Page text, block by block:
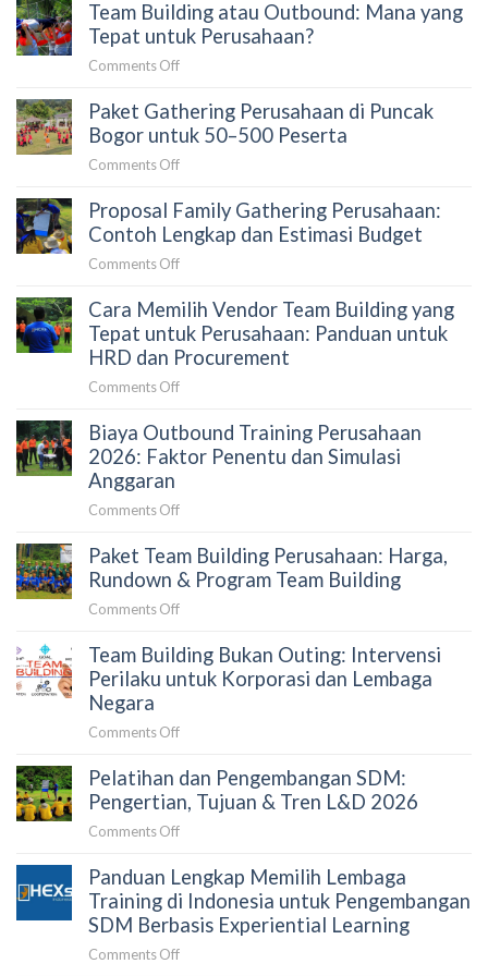
Team Building atau Outbound: Mana yang
Tepat untuk Perusahaan?
Comments Offon
Building
atau
Tepat
untuk
Perusahaan?
Paket Gathering Perusahaan di Puncak
Bogor untuk 50–500 Peserta
Comments Offon
Gathering
Perusahaan
untuk
50–
500
Peserta
Proposal Family Gathering Perusahaan:
Contoh Lengkap dan Estimasi Budget
Comments Offon
Family
Gathering
Perusahaan:
Estimasi
Budget
Cara Memilih Vendor Team Building yang
Tepat untuk Perusahaan: Panduan untuk
HRD dan Procurement
Comments Offon
Memilih
Vendor
untuk
Perusahaan:
Panduan
HRD
dan
Procurement
Biaya Outbound Training Perusahaan
2026: Faktor Penentu dan Simulasi
Anggaran
Comments Offon
Outbound
Training
Perusahaan
Penentu
dan
Anggaran
Paket Team Building Perusahaan: Harga,
Rundown & Program Team Building
Comments Offon
Team
Building
Program
Team
Building
Team Building Bukan Outing: Intervensi
Perilaku untuk Korporasi dan Lembaga
Negara
Comments Offon
Building
Bukan
Outing:
untuk
Korporasi
dan
Lembaga
Pelatihan dan Pengembangan SDM:
Pengertian, Tujuan & Tren L&D 2026
Comments Offon
dan
Pengembangan
SDM:
Pengertian,
Panduan Lengkap Memilih Lembaga
Training di Indonesia untuk Pengembangan
SDM Berbasis Experiential Learning
Comments Offon